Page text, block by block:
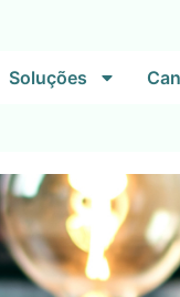
Soluções